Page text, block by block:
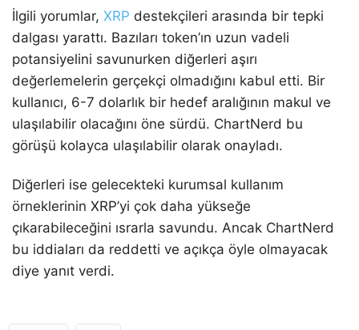
İlgili yorumlar, XRP destekçileri arasında bir tepki
dalgası yarattı. Bazıları token’ın uzun vadeli
potansiyelini savunurken diğerleri aşırı
değerlemelerin gerçekçi olmadığını kabul etti. Bir
kullanıcı, 6-7 dolarlık bir hedef aralığının makul ve
ulaşılabilir olacağını öne sürdü. ChartNerd bu
görüşü kolayca ulaşılabilir olarak onayladı.
Diğerleri ise gelecekteki kurumsal kullanım
örneklerinin XRP’yi çok daha yükseğe
çıkarabileceğini ısrarla savundu. Ancak ChartNerd
bu iddiaları da reddetti ve açıkça öyle olmayacak
diye yanıt verdi.